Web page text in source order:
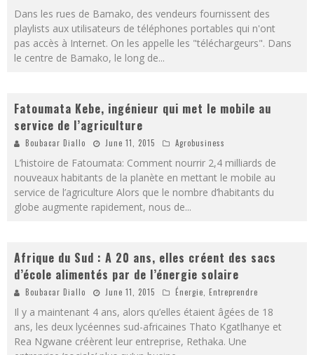
Dans les rues de Bamako, des vendeurs fournissent des
playlists aux utilisateurs de téléphones portables qui n'ont
pas accès à Internet. On les appelle les "téléchargeurs". Dans
le centre de Bamako, le long de...
Fatoumata Kebe, ingénieur qui met le mobile au
service de l’agriculture
Boubacar Diallo June 11, 2015 Agrobusiness
L’histoire de Fatoumata: Comment nourrir 2,4 milliards de
nouveaux habitants de la planète en mettant le mobile au
service de l’agriculture Alors que le nombre d’habitants du
globe augmente rapidement, nous de...
Afrique du Sud : A 20 ans, elles créent des sacs
d’école alimentés par de l’énergie solaire
Boubacar Diallo June 11, 2015 Énergie Entreprendre
Il y a maintenant 4 ans, alors qu’elles étaient âgées de 18
ans, les deux lycéennes sud-africaines Thato Kgatlhanye et
Rea Ngwane créèrent leur entreprise, Rethaka. Une